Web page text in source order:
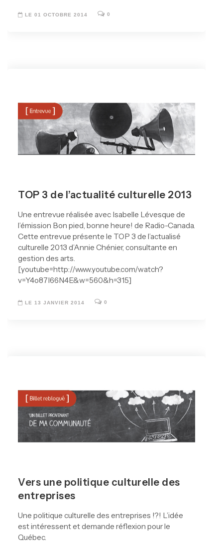
LE 01 OCTOBRE 2014 0
TOP 3 de l’actualité culturelle 2013
Une entrevue réalisée avec Isabelle Lévesque de
l’émission Bon pied, bonne heure! de Radio-Canada.
Cette entrevue présente le TOP 3 de l’actualisé
culturelle 2013 d’Annie Chénier, consultante en
gestion des arts.
[youtube=http://www.youtube.com/watch?
v=Y4o87I66N4E&w=560&h=315]
LE 13 JANVIER 2014 0
Vers une politique culturelle des
entreprises
Une politique culturelle des entreprises !?! L’idée
est intéressent et demande réflexion pour le
Québec.